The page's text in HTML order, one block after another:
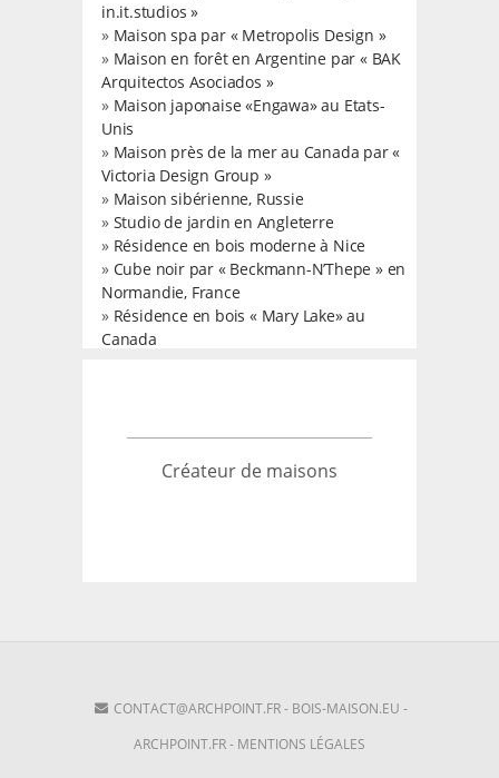
in.it.studios »
» Maison spa par « Metropolis Design »
» Maison en forêt en Argentine par « BAK
Arquitectos Asociados »
» Maison japonaise «Engawa» au Etats-
Unis
» Maison près de la mer au Canada par «
Victoria Design Group »
» Maison sibérienne, Russie
» Studio de jardin en Angleterre
» Résidence en bois moderne à Nice
» Cube noir par « Beckmann-N’Thepe » en
Normandie, France
» Résidence en bois « Mary Lake» au
Canada
Créateur de maisons
CONTACT@ARCHPOINT.FR- BOIS-MAISON.EU -
ARCHPOINT.FR- MENTIONS LÉGALES